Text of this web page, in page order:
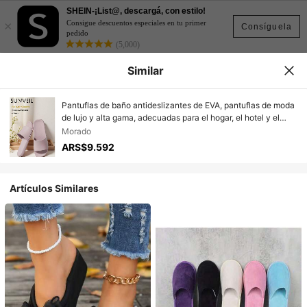
Consíguela
×
SHEIN-¡List@, descargá, con estilo!
Consigue descuentos especiales en tu primer
pedido
(5,000)
Similar
Pantuflas de baño antideslizantes de EVA, pantuflas de moda
de lujo y alta gama, adecuadas para el hogar, el hotel y el
camping al aire libre
Morado
ARS$9.592
Artículos Similares